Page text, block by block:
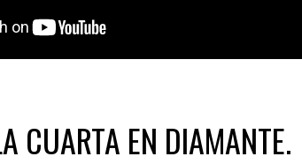
CUARTA EN DIAMANTE.